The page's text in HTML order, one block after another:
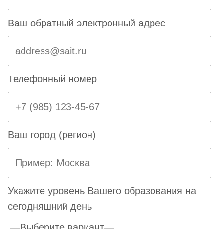
Ваш обратный электронный адрес
Телефонный номер
Ваш город (регион)
Укажите уровень Вашего образования на
сегодняшний день